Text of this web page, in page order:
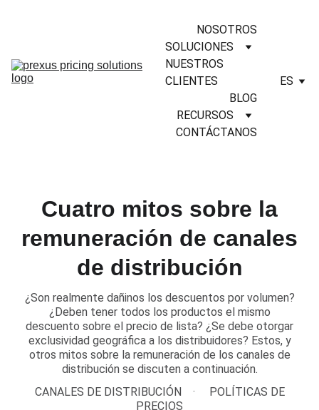
NOSOTROS
SOLUCIONES
NUESTROS
CLIENTES
BLOG
RECURSOS
CONTÁCTANOS
ES
Cuatro mitos sobre la
remuneración de canales
de distribución
​¿Son realmente dañinos los descuentos por volumen?
¿Deben tener todos los productos el mismo
descuento sobre el precio de lista? ¿Se debe otorgar
exclusividad geográfica a los distribuidores? Estos, y
otros mitos sobre la remuneración de los canales de
distribución se discuten a continuación.
CANALES DE DISTRIBUCIÓN
POLÍTICAS DE
PRECIOS